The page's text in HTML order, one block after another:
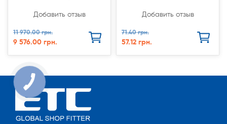
Добавить отзыв
11 970.00 грн.
9 576.00 грн.
Добавить отзыв
71.40 грн.
57.12 грн.